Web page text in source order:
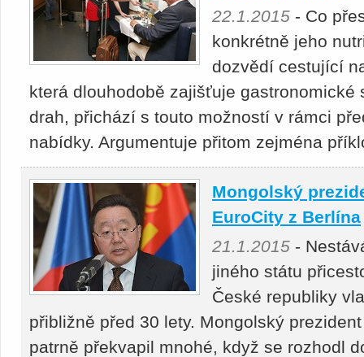
22.1.2015 - Co
konkrétně jeho
dozvědí cestující
která dlouhodobě zajišťuje gastronomické
drah, přichází s touto možností v rámci
nabídky. Argumentuje přitom zejména
Mongolský
EuroCity z Berlína
21.1.2015 -
jiného státu
České republiky
přibližně před 30 lety. Mongolský
patrně překvapil mnohé, když se rozhodl